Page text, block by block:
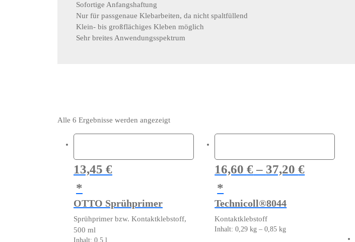
Sofortige Anfangshaftung
Nur für passgenaue Klebarbeiten, da nicht spaltfüllend
Klein- bis großflächiges Kleben möglich
Sehr breites Anwendungsspektrum
Alle 6 Ergebnisse werden angezeigt
13,45 €
OTTO Sprühprimer
Sprühprimer bzw. Kontaktklebstoff,
500 ml
Inhalt: 0,5 l
16,60€– 37,20€
Technicoll®8044
Kontaktklebstoff
Inhalt: 0,29kg – 0,85kg